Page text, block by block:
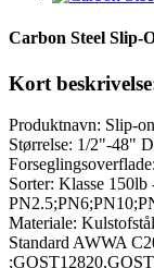
Carbon Steel Slip-
Kort
Produktnavn: Slip-
Størrelse: 1/2"-48"
Sorter: Klasse 150lb
Materiale:
Standard AWWA